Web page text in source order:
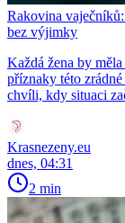
Rakovina
bez výjimky
Každá žena by
příznaky této
chvíli, kdy situaci
Krasnezeny.eu
dnes, 04:31
2 min